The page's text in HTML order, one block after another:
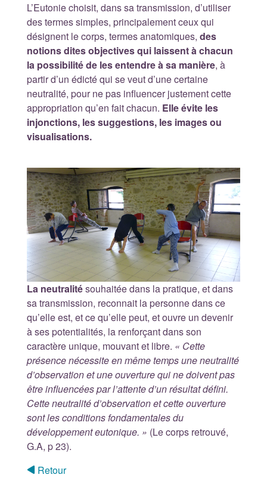
L’Eutonie choisit, dans sa transmission, d’utiliser
des termes simples, principalement ceux qui
désignent le corps, termes anatomiques, des
notions dites objectives qui laissent à chacun
la possibilité de les entendre à sa manière, à
partir d’un édicté qui se veut d’une certaine
neutralité, pour ne pas influencer justement cette
appropriation qu’en fait chacun. Elle évite les
injonctions, les suggestions, les images ou
visualisations.
La neutralitésouhaitée dans la pratique, et dans
sa transmission, reconnait la personne dans ce
qu’elle est, et ce qu’elle peut, et ouvre un devenir
à ses potentialités, la renforçant dans son
caractère unique, mouvant et libre. « Cette
présence nécessite en même temps une neutralité
d’observation et une ouverture qui ne doivent pas
être influencées par l’attente d’un résultat défini.
Cette neutralité d’observation et cette ouverture
sont les conditions fondamentales du
développement eutonique. » (Le corps retrouvé,
G.A, p 23).
Retour